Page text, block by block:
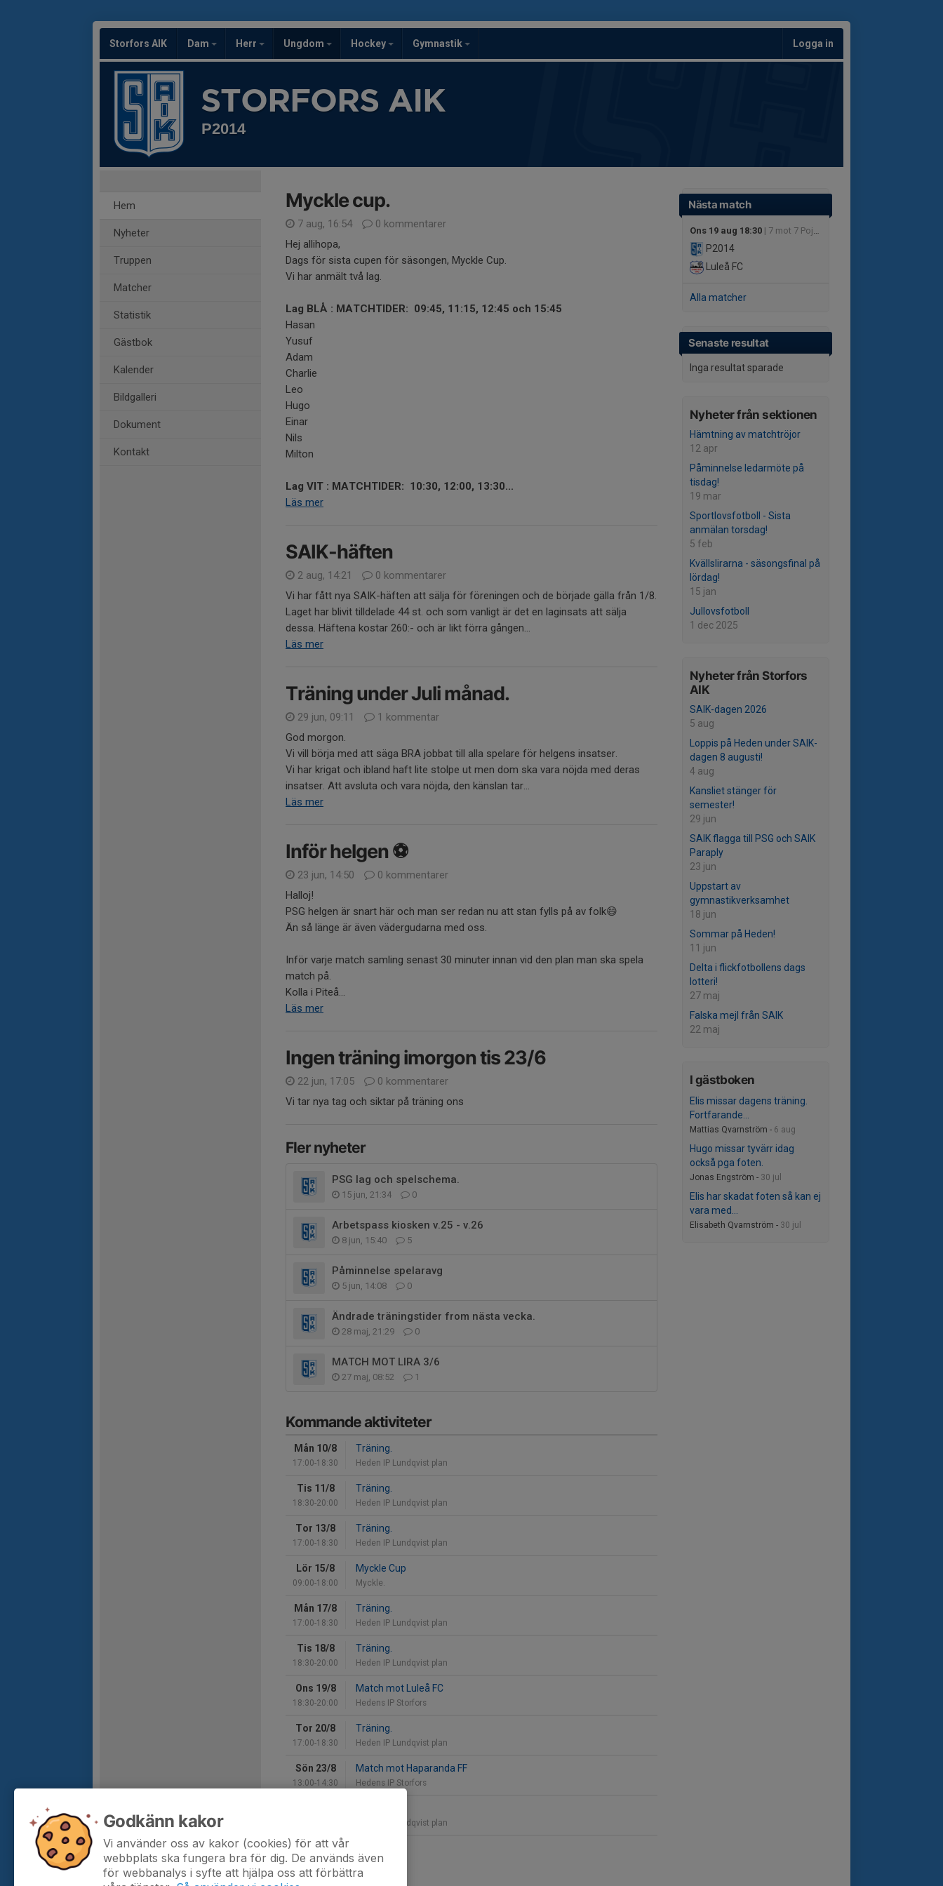
Storfors AIK Dam Herr Ungdom Hockey Gymnastik Logga in
STORFORS AIK
P2014
Hem
Nyheter
Truppen
Matcher
Statistik
Gästbok
Kalender
Bildgalleri
Dokument
Kontakt
Nästa match
Ons 19 aug 18:30 | 7 mot 7 Pojkar 12 år Grupp A
P2014
Luleå FC
Alla matcher
Senaste resultat
Inga resultat sparade
Nyheter från sektionen
Hämtning av matchtröjor
12 apr
Påminnelse ledarmöte på
tisdag!
19 mar
Sportlovsfotboll - Sista
anmälan torsdag!
5 feb
Kvällslirarna - säsongsfinal på
lördag!
15 jan
Jullovsfotboll
1 dec 2025
Nyheter från Storfors
AIK
SAIK-dagen 2026
5 aug
Loppis på Heden under SAIK-
dagen 8 augusti!
4 aug
Kansliet stänger för
semester!
29 jun
SAIK flagga till PSG och SAIK
Paraply
23 jun
Uppstart av
gymnastikverksamhet
18 jun
Sommar på Heden!
11 jun
Delta i flickfotbollens dags
lotteri!
27 maj
Falska mejl från SAIK
22 maj
I gästboken
Elis missar dagens träning.
Fortfarande...
Mattias Qvarnström - 6 aug
Hugo missar tyvärr idag
också pga foten.
Jonas Engström - 30 jul
Elis har skadat foten så kan ej
vara med...
Elisabeth Qvarnström - 30 jul
Myckle cup.
7 aug, 16:54
0 kommentarer
Hej allihopa,
Dags för sista cupen för säsongen, Myckle Cup.
Vi har anmält två lag.
Lag BLÅ : MATCHTIDER: 09:45, 11:15, 12:45 och 15:45
Hasan
Yusuf
Adam
Charlie
Leo
Hugo
Einar
Nils
Milton
Lag VIT : MATCHTIDER: 10:30, 12:00, 13:30...
Läs mer
SAIK-häften
2 aug, 14:21
0 kommentarer
Vi har fått nya SAIK-häften att sälja för föreningen och de började gälla från 1/8.
Laget har blivit tilldelade 44 st. och som vanligt är det en laginsats att sälja
dessa. Häftena kostar 260:- och är likt förra gången...
Läs mer
Träning under Juli månad.
29 jun, 09:11
1 kommentar
God morgon.
Vi vill börja med att säga BRA jobbat till alla spelare för helgens insatser.
Vi har krigat och ibland haft lite stolpe ut men dom ska vara nöjda med deras
insatser. Att avsluta och vara nöjda, den känslan tar...
Läs mer
Inför helgen ⚽️
23 jun, 14:50
0 kommentarer
Halloj!
PSG helgen är snart här och man ser redan nu att stan fylls på av folk😄
Än så länge är även vädergudarna med oss.
Inför varje match samling senast 30 minuter innan vid den plan man ska spela
match på.
Kolla i Piteå...
Läs mer
Ingen träning imorgon tis 23/6
22 jun, 17:05
0 kommentarer
Vi tar nya tag och siktar på träning ons
Fler nyheter
PSG lag och spelschema.
15 jun, 21:34 0
Arbetspass kiosken v.25 - v.26
8 jun, 15:40 5
Påminnelse spelaravg
5 jun, 14:08 0
Ändrade träningstider from nästa vecka.
28 maj, 21:29 0
MATCH MOT LIRA 3/6
27 maj, 08:52 1
Kommande aktiviteter
Mån 10/8
17:00-18:30
Träning.
Heden IP Lundqvist plan
Tis 11/8
18:30-20:00
Träning.
Heden IP Lundqvist plan
Tor 13/8
17:00-18:30
Träning.
Heden IP Lundqvist plan
Lör 15/8
09:00-18:00
Myckle Cup
Myckle.
Mån 17/8
17:00-18:30
Träning.
Heden IP Lundqvist plan
Tis 18/8
18:30-20:00
Träning.
Heden IP Lundqvist plan
Ons 19/8
18:30-20:00
Match mot Luleå FC
Hedens IP Storfors
Tor 20/8
17:00-18:30
Träning.
Heden IP Lundqvist plan
Sön 23/8
13:00-14:30
Match mot Haparanda FF
Hedens IP Storfors
Heden IP Lundqvist plan
Hela kalendern
Godkänn kakor
Vi använder oss av kakor (cookies) för att vår
webbplats ska fungera bra för dig. De används även
för webbanalys i syfte att hjälpa oss att förbättra